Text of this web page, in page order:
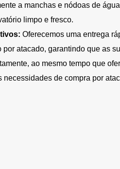
a manchas e nódoas de
limpo e fresco.
Oferecemos uma entrega
atacado, garantindo que as
ao mesmo tempo que
de compra por